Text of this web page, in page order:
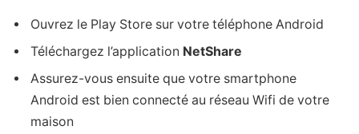
Ouvrez le Play Store sur votre téléphone Android
Téléchargez l’application NetShare
Assurez-vous ensuite que votre smartphone
Android est bien connecté au réseau Wifi de votre
maison